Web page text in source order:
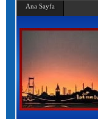
Ana Sayfa